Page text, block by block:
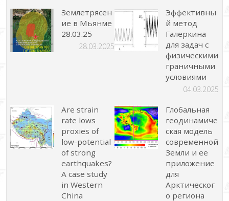
Землетрясен
ие в Мьянме
28.03.25
28.03.2025
Эффективны
й метод
Галеркина
для задач с
физическими
граничными
условиями
04.03.2025
Are strain
rate lows
proxies of
low-potential
of strong
earthquakes?
A case study
in Western
China
Глобальная
геодинамиче
ская модель
современной
Земли и ее
приложение
для
Арктическог
о региона